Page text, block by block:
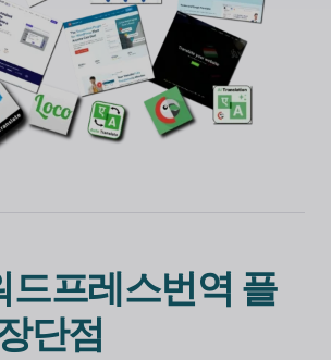
드프레스번역 플
단점